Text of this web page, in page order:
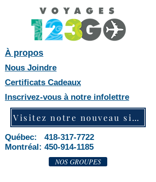
À propos
Nous Joindre
Certificats Cadeaux
Inscrivez-vous à notre infolettre
Visitez notre nouveau site web!
Québec: 418-317-7722
Montréal: 450-914-1185
NOS GROUPES